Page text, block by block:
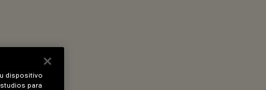
dispositivo
para